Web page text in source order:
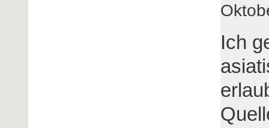
Ich